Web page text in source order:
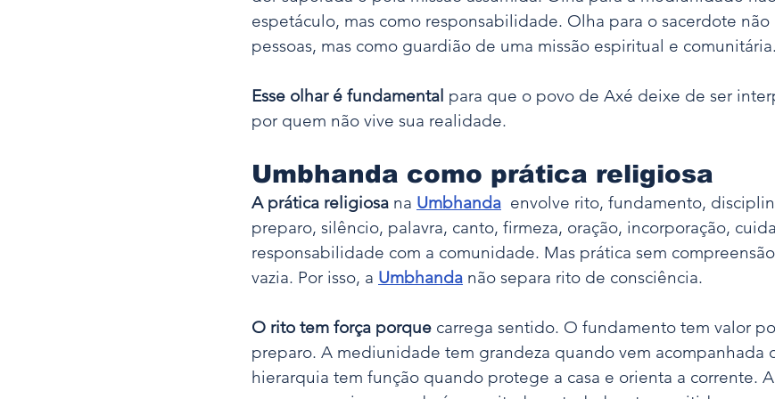
espetáculo, mas como responsabilidade. Olha para o sacerdote
pessoas, mas como guardião de uma missão espiritual e comunitária.
Esse olhar é fundamental para que o povo de Axé deixe de ser
por quem não vive sua realidade.
Umbhanda como prática religiosa
A prática religiosa na Umbhanda envolve rito, fundamento,
preparo, silêncio, palavra, canto, firmeza, oração, incorporação,
responsabilidade com a comunidade. Mas prática sem
vazia. Por isso, a Umbhanda não separa rito de consciência.
O rito tem força porque carrega sentido. O fundamento tem valor
preparo. A mediunidade tem grandeza quando vem acompanhada
hierarquia tem função quando protege a casa e orienta a corrente.